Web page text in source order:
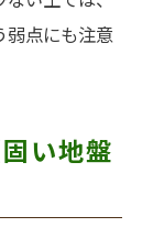
弱点にも注意
い地盤